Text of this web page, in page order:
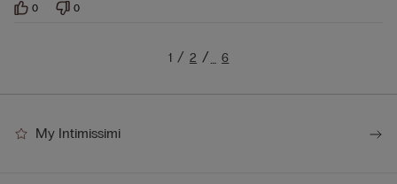
0 0
1 2 … 6
My Intimissimi